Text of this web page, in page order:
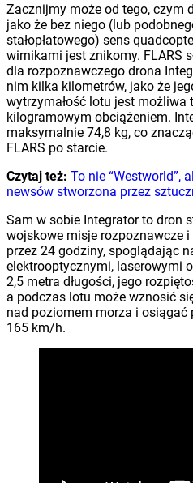
Zacznijmy może od tego, czym
jako że bez niego (lub
stałopłatowego) sens
wirnikami jest znikomy. FLARS
dla rozpoznawczego drona
nim kilka kilometrów, jako że
wytrzymałość lotu jest możliwa
kilogramowym obciążeniem.
maksymalnie 74,8 kg, co
FLARS po starcie.
Czytaj też: To nie “Westworld”,
newsów stworzona przez
Sam w sobie Integrator to dron
wojskowe misje rozpoznawcze
przez 24 godziny, spoglądając
elektrooptycznymi, laserowymi
2,5 metra długości, jego
a podczas lotu może wznosić
nad poziomem morza i osiągać
165 km/h.